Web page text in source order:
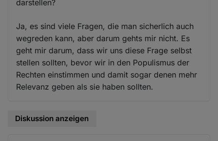
darstellen?
Ja, es sind viele Fragen, die man sicherlich auch
wegreden kann, aber darum gehts mir nicht. Es
geht mir darum, dass wir uns diese Frage selbst
stellen sollten, bevor wir in den Populismus der
Rechten einstimmen und damit sogar denen mehr
Relevanz geben als sie haben sollten.
Diskussion anzeigen